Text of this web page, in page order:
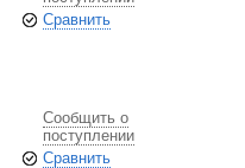
Сравнить
Сообщить о
поступлении
Сравнить